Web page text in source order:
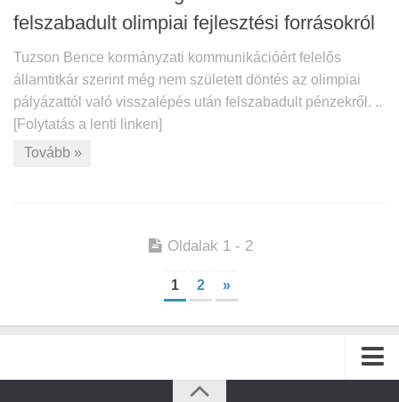
felszabadult olimpiai fejlesztési forrásokról
Tuzson Bence kormányzati kommunikációért felelős
államtitkár szerint még nem született döntés az olimpiai
pályázattól való visszalépés után felszabadult pénzekről. ..
[Folytatás a lenti linken]
Tovább »
Oldalak 1 - 2
1 2 »